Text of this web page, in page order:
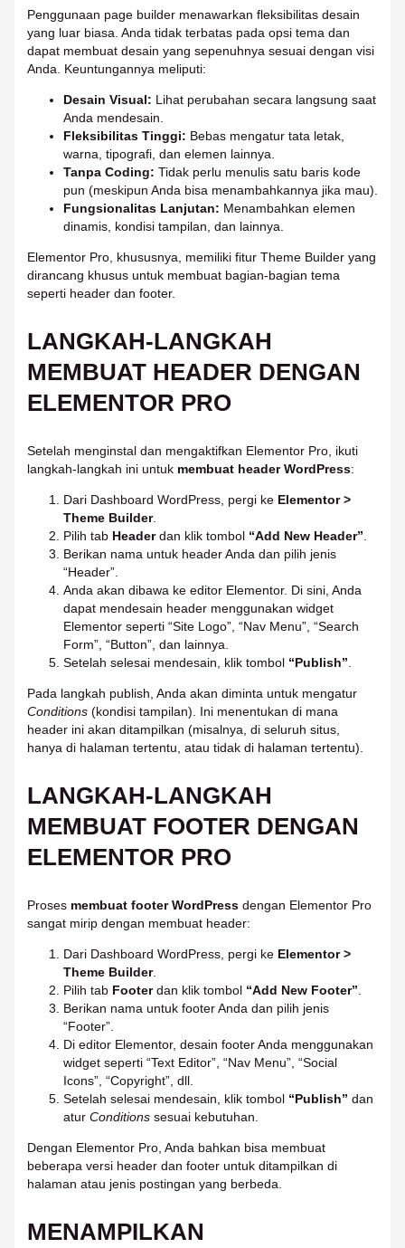
Penggunaan page builder menawarkan fleksibilitas desain
yang luar biasa. Anda tidak terbatas pada opsi tema dan
dapat membuat desain yang sepenuhnya sesuai dengan visi
Anda. Keuntungannya meliputi:
Desain Visual: Lihat perubahan secara langsung saat
Anda mendesain.
Fleksibilitas Tinggi: Bebas mengatur tata letak,
warna, tipografi, dan elemen lainnya.
Tanpa Coding: Tidak perlu menulis satu baris kode
pun (meskipun Anda bisa menambahkannya jika mau).
Fungsionalitas Lanjutan: Menambahkan elemen
dinamis, kondisi tampilan, dan lainnya.
Elementor Pro, khususnya, memiliki fitur Theme Builder yang
dirancang khusus untuk membuat bagian-bagian tema
seperti header dan footer.
LANGKAH-LANGKAH
MEMBUAT HEADER DENGAN
ELEMENTOR PRO
Setelah menginstal dan mengaktifkan Elementor Pro, ikuti
langkah-langkah ini untuk membuat header WordPress:
Dari Dashboard WordPress, pergi ke Elementor >
Theme Builder.
Pilih tab Headerdan klik tombol “Add New Header”.
Berikan nama untuk header Anda dan pilih jenis
“Header”.
Anda akan dibawa ke editor Elementor. Di sini, Anda
dapat mendesain header menggunakan widget
Elementor seperti “Site Logo”, “Nav Menu”, “Search
Form”, “Button”, dan lainnya.
Setelah selesai mendesain, klik tombol “Publish”.
Pada langkah publish, Anda akan diminta untuk mengatur
Conditions(kondisi tampilan). Ini menentukan di mana
header ini akan ditampilkan (misalnya, di seluruh situs,
hanya di halaman tertentu, atau tidak di halaman tertentu).
LANGKAH-LANGKAH
MEMBUAT FOOTER DENGAN
ELEMENTOR PRO
Proses membuat footer WordPressdengan Elementor Pro
sangat mirip dengan membuat header:
Dari Dashboard WordPress, pergi ke Elementor >
Theme Builder.
Pilih tab Footerdan klik tombol “Add New Footer”.
Berikan nama untuk footer Anda dan pilih jenis
“Footer”.
Di editor Elementor, desain footer Anda menggunakan
widget seperti “Text Editor”, “Nav Menu”, “Social
Icons”, “Copyright”, dll.
Setelah selesai mendesain, klik tombol “Publish” dan
atur Conditionssesuai kebutuhan.
Dengan Elementor Pro, Anda bahkan bisa membuat
beberapa versi header dan footer untuk ditampilkan di
halaman atau jenis postingan yang berbeda.
MENAMPILKAN